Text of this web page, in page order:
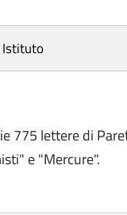
Istituto
775 lettere di
e "Mercure".